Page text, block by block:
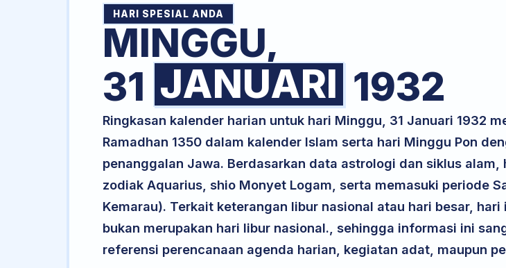
HARI SPESIAL ANDA
MINGGU,
31 JANUARI 1932
Ringkasan kalender harian untuk hari Minggu, 31 Januari 1932
Ramadhan 1350 dalam kalender Islam serta hari Minggu Pon
penanggalan Jawa. Berdasarkan data astrologi dan siklus
zodiak Aquarius, shio Monyet Logam, serta memasuki periode
Kemarau). Terkait keterangan libur nasional atau hari besar,
bukan merupakan hari libur nasional., sehingga informasi ini
referensi perencanaan agenda harian, kegiatan adat, maupun